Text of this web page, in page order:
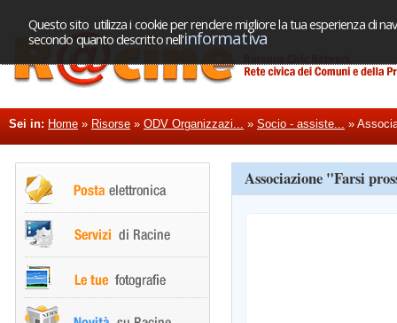
Questo sito utilizza i cookie per rendere migliore la tua esperienza di
secondo quanto descritto nell'informativa
Sei in: Home » Risorse » ODV Organizzazi... » Socio - assiste... »
Associazione "Farsi